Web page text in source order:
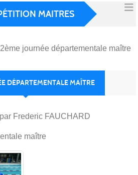
MAITRES
2ème journée départementale maître
DÉPARTEMENTALE MAÎTRE
par Frederic FAUCHARD
maître